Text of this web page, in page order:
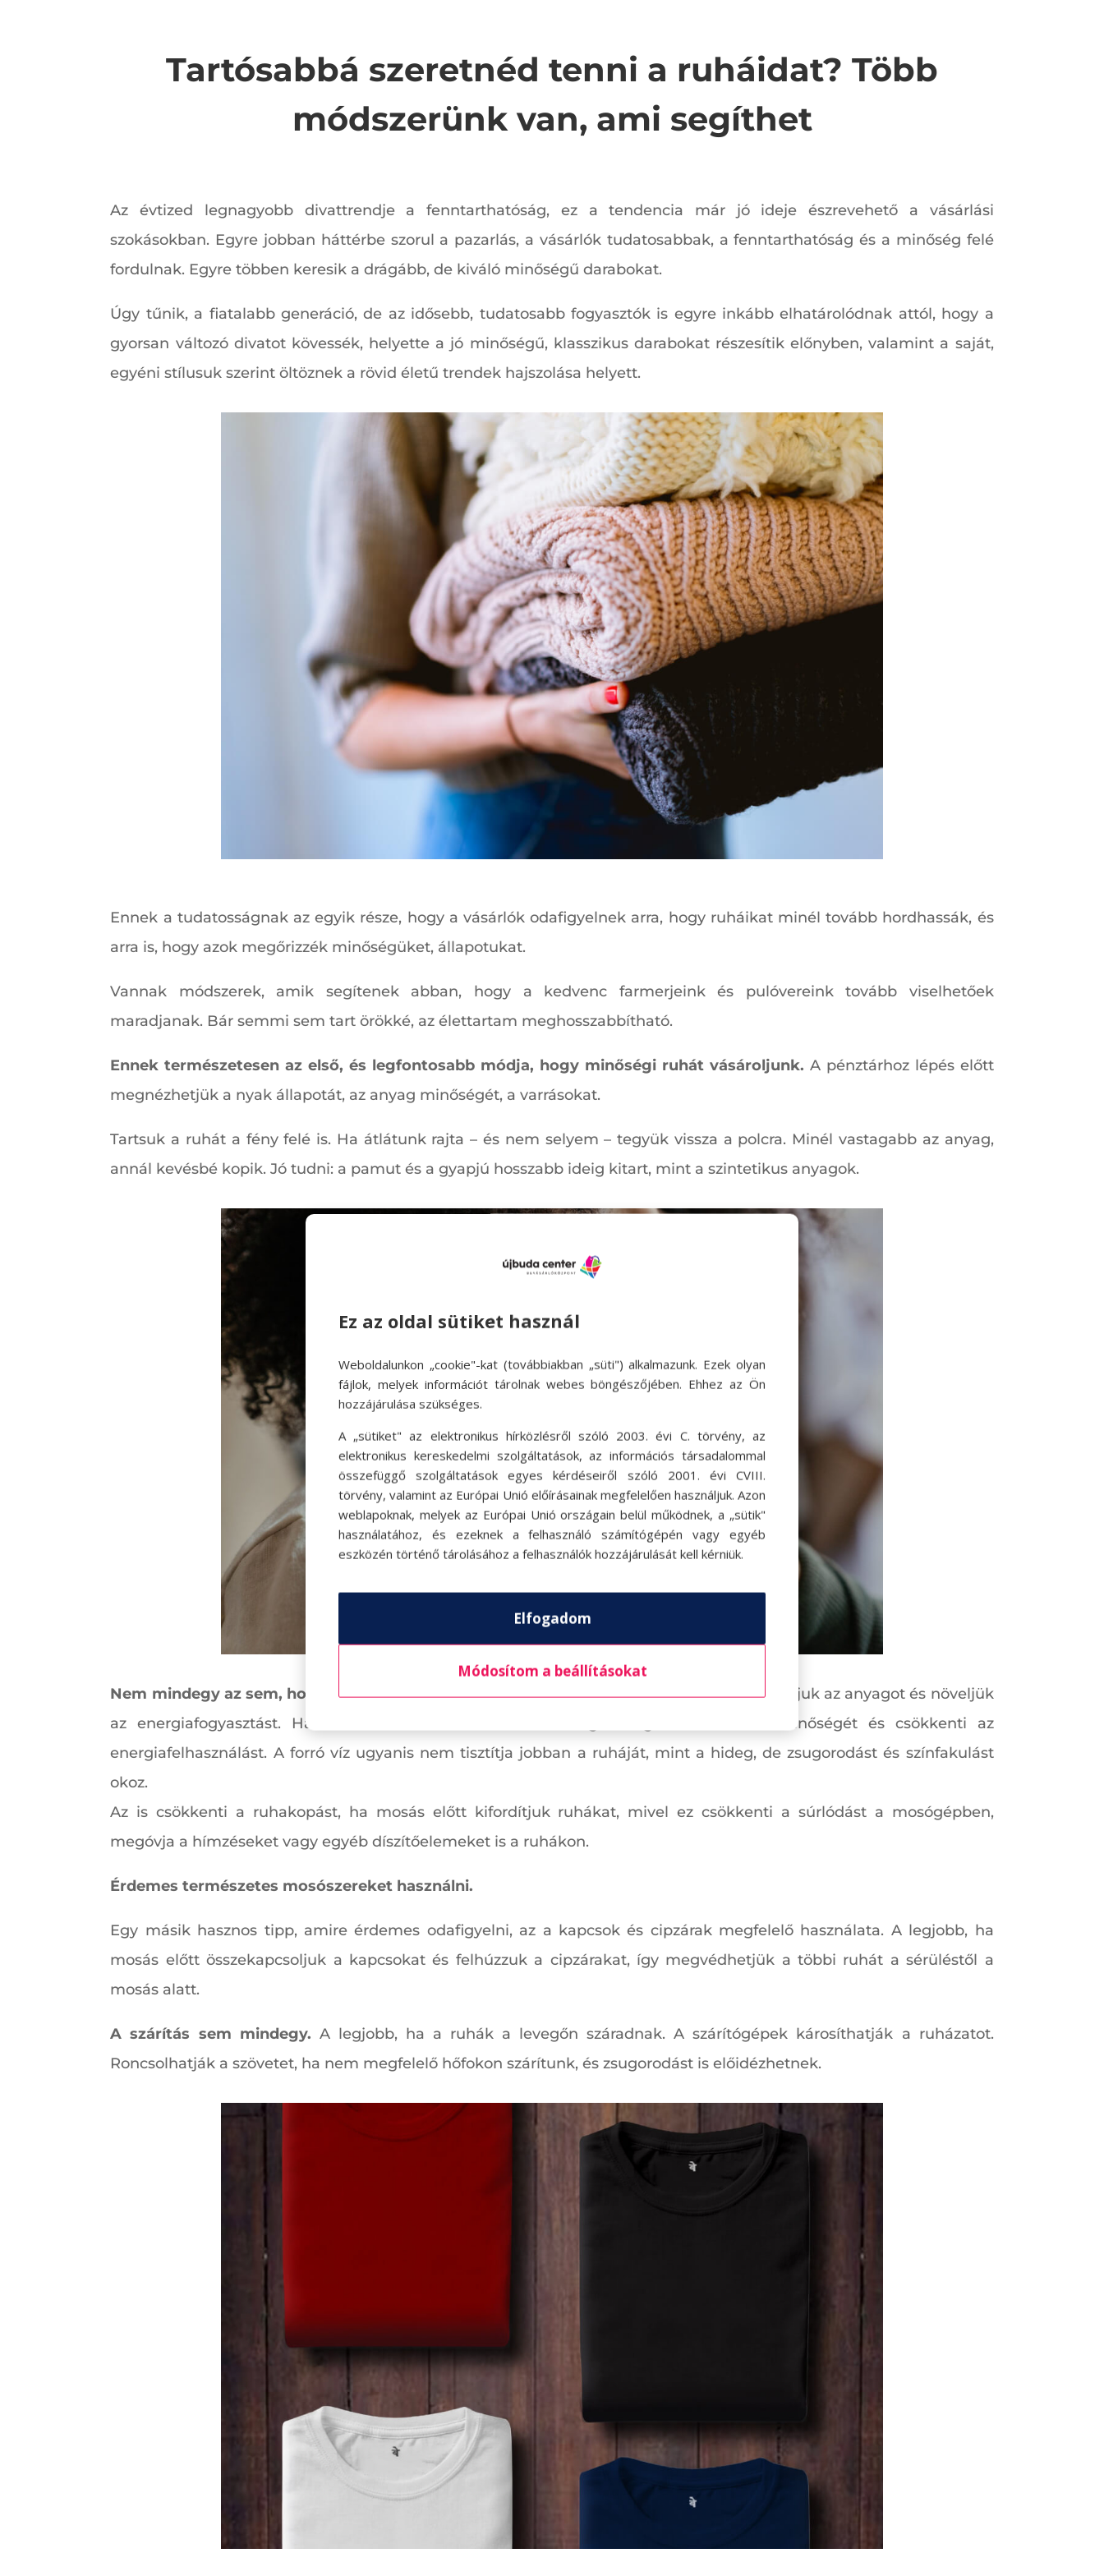
Tartósabbá szeretnéd tenni a ruháidat? Több
módszerünk van, ami segíthet
Az évtized legnagyobb divattrendje a fenntarthatóság, ez a tendencia már jó ideje észrevehető a vásárlási
szokásokban. Egyre jobban háttérbe szorul a pazarlás, a vásárlók tudatosabbak, a fenntarthatóság és a minőség felé
fordulnak. Egyre többen keresik a drágább, de kiváló minőségű darabokat.
Úgy tűnik, a fiatalabb generáció, de az idősebb, tudatosabb fogyasztók is egyre inkább elhatárolódnak attól, hogy a
gyorsan változó divatot kövessék, helyette a jó minőségű, klasszikus darabokat részesítik előnyben, valamint a saját,
egyéni stílusuk szerint öltöznek a rövid életű trendek hajszolása helyett.
Ennek a tudatosságnak az egyik része, hogy a vásárlók odafigyelnek arra, hogy ruháikat minél tovább hordhassák, és
arra is, hogy azok megőrizzék minőségüket, állapotukat.
Vannak módszerek, amik segítenek abban, hogy a kedvenc farmerjeink és pulóvereink tovább viselhetőek
maradjanak. Bár semmi sem tart örökké, az élettartam meghosszabbítható.
Ennek természetesen az első, és legfontosabb módja, hogy minőségi ruhát vásároljunk. A pénztárhoz lépés előtt
megnézhetjük a nyak állapotát, az anyag minőségét, a varrásokat.
Tartsuk a ruhát a fény felé is. Ha átlátunk rajta – és nem selyem – tegyük vissza a polcra. Minél vastagabb az anyag,
annál kevésbé kopik. Jó tudni: a pamut és a gyapjú hosszabb ideig kitart, mint a szintetikus anyagok.
Nem mindegy az sem, hogyan mosunk.Minél forróbb vízben mosunk, annál jobban rongáljuk az anyagot és növeljük
az energiafogyasztást. Ha nem forró vízben mosunk az segít megőrizni a ruhák minőségét és csökkenti az
energiafelhasználást. A forró víz ugyanis nem tisztítja jobban a ruháját, mint a hideg, de zsugorodást és színfakulást
okoz.
Az is csökkenti a ruhakopást, ha mosás előtt kifordítjuk ruhákat, mivel ez csökkenti a súrlódást a mosógépben,
megóvja a hímzéseket vagy egyéb díszítőelemeket is a ruhákon.
Érdemes természetes mosószereket használni.
Egy másik hasznos tipp, amire érdemes odafigyelni, az a kapcsok és cipzárak megfelelő használata. A legjobb, ha
mosás előtt összekapcsoljuk a kapcsokat és felhúzzuk a cipzárakat, így megvédhetjük a többi ruhát a sérüléstől a
mosás alatt.
A szárítás sem mindegy. A legjobb, ha a ruhák a levegőn száradnak. A szárítógépek károsíthatják a ruházatot.
Roncsolhatják a szövetet, ha nem megfelelő hőfokon szárítunk, és zsugorodást is előidézhetnek.
Ez az oldal sütiket használ
Weboldalunkon „cookie"-kat (továbbiakban „süti") alkalmazunk. Ezek olyan
fájlok, melyek információt tárolnak webes böngészőjében. Ehhez az Ön
hozzájárulása szükséges.
A „sütiket" az elektronikus hírközlésről szóló 2003. évi C. törvény, az
elektronikus kereskedelmi szolgáltatások, az információs társadalommal
összefüggő szolgáltatások egyes kérdéseiről szóló 2001. évi CVIII.
törvény, valamint az Európai Unió előírásainak megfelelően használjuk. Azon
weblapoknak, melyek az Európai Unió országain belül működnek, a „sütik"
használatához, és ezeknek a felhasználó számítógépén vagy egyéb
eszközén történő tárolásához a felhasználók hozzájárulását kell kérniük.
Elfogadom
Módosítom a beállításokat